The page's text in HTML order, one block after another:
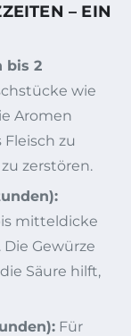
– EIN
bis 2
wie
Aromen
zu
zerstören.
mitteldicke
Gewürze
Säure hilft,
Für